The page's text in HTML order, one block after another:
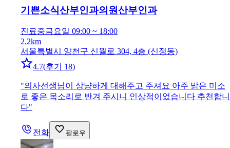
기쁜소식산부인과의원산부인과
진료중금요일 09:00 ~ 18:00
2.2km
서울특별시 양천구 신월로 304, 4층 (신정동)
4.7(후기 18)
"의사선생님이 상냥하게 대해주고 주셔요 아주 밝은 미소
로 좋은 목소리로 반겨 주시니 인상적이었습니다 추천합니
다"
전화 팔로우